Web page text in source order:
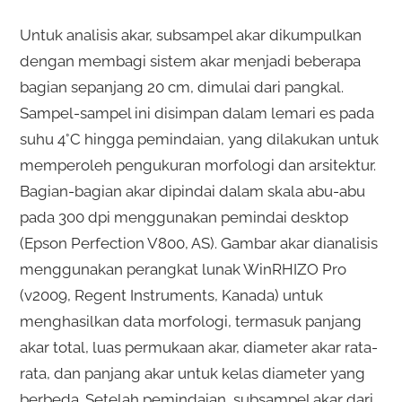
Untuk analisis akar, subsampel akar dikumpulkan
dengan membagi sistem akar menjadi beberapa
bagian sepanjang 20 cm, dimulai dari pangkal.
Sampel-sampel ini disimpan dalam lemari es pada
suhu 4°C hingga pemindaian, yang dilakukan untuk
memperoleh pengukuran morfologi dan arsitektur.
Bagian-bagian akar dipindai dalam skala abu-abu
pada 300 dpi menggunakan pemindai desktop
(Epson Perfection V800, AS). Gambar akar dianalisis
menggunakan perangkat lunak WinRHIZO Pro
(v2009, Regent Instruments, Kanada) untuk
menghasilkan data morfologi, termasuk panjang
akar total, luas permukaan akar, diameter akar rata-
rata, dan panjang akar untuk kelas diameter yang